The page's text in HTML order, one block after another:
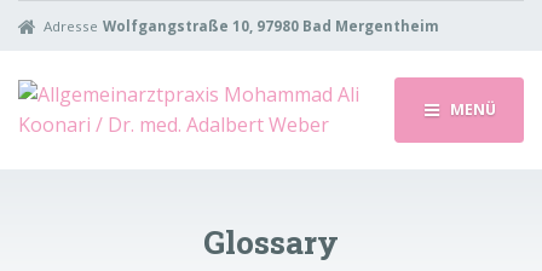
Adresse Wolfgangstraße 10, 97980 Bad Mergentheim
MENÜ
Glossary